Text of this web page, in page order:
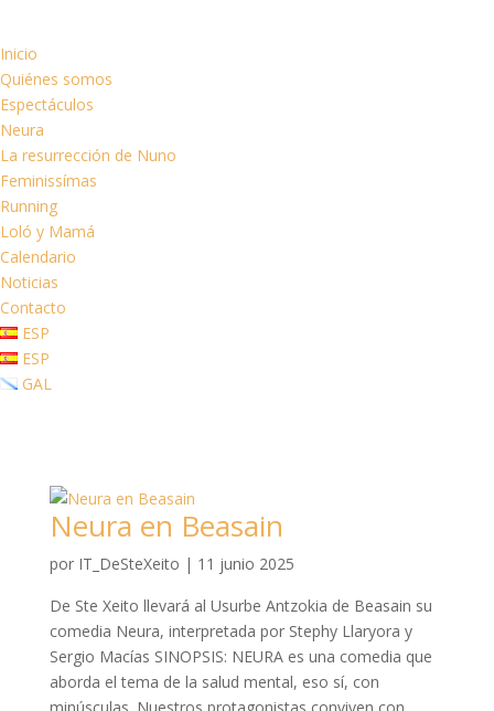
Inicio
Quiénes somos
Espectáculos
Neura
La resurrección de Nuno
Feminissímas
Running
Loló y Mamá
Calendario
Noticias
Contacto
ESP
ESP
GAL
Neura en Beasain
por IT_DeSteXeito | 11 junio 2025
De Ste Xeito llevará al Usurbe Antzokia de Beasain su
comedia Neura, interpretada por Stephy Llaryora y
Sergio Macías SINOPSIS: NEURA es una comedia que
aborda el tema de la salud mental, eso sí, con